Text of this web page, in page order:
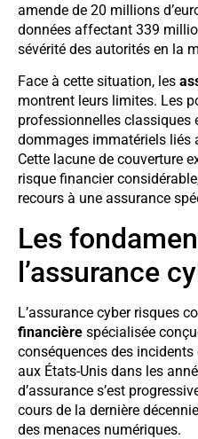
amende de 20 millions
données affectant 339
sévérité des autorités en la
Face à cette situation, les
montrent leurs limites. Les
professionnelles classiques
dommages immatériels liés
Cette lacune de couverture
risque financier
recours à une assurance
Les
l’assurance
L’assurance cyber risques
financière spécialisée
conséquences des
aux États-Unis dans les
d’assurance s’est
cours de la dernière
des menaces numériques.